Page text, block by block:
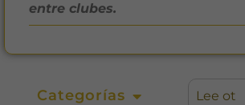
entre clubes.
Categorías